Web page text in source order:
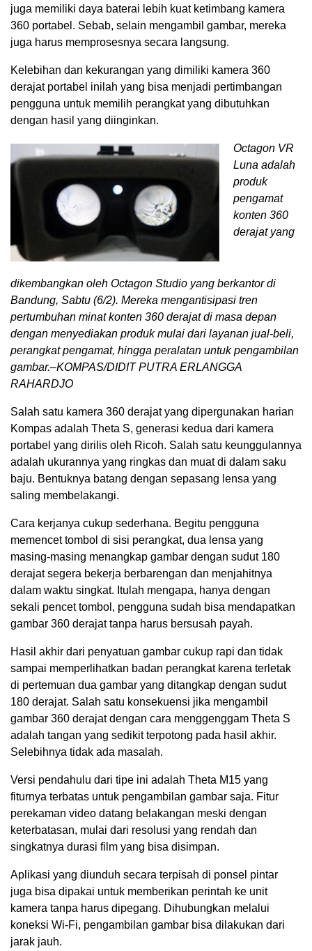
juga memiliki daya baterai lebih kuat ketimbang kamera
360 portabel. Sebab, selain mengambil gambar, mereka
juga harus memprosesnya secara langsung.
Kelebihan dan kekurangan yang dimiliki kamera 360
derajat portabel inilah yang bisa menjadi pertimbangan
pengguna untuk memilih perangkat yang dibutuhkan
dengan hasil yang diinginkan.
Octagon VR
Luna adalah
produk
pengamat
konten 360
derajat yang
dikembangkan oleh Octagon Studio yang berkantor di
Bandung, Sabtu (6/2). Mereka mengantisipasi tren
pertumbuhan minat konten 360 derajat di masa depan
dengan menyediakan produk mulai dari layanan jual-beli,
perangkat pengamat, hingga peralatan untuk pengambilan
gambar.–KOMPAS/DIDIT PUTRA ERLANGGA
RAHARDJO
Salah satu kamera 360 derajat yang dipergunakan harian
Kompas adalah Theta S, generasi kedua dari kamera
portabel yang dirilis oleh Ricoh. Salah satu keunggulannya
adalah ukurannya yang ringkas dan muat di dalam saku
baju. Bentuknya batang dengan sepasang lensa yang
saling membelakangi.
Cara kerjanya cukup sederhana. Begitu pengguna
memencet tombol di sisi perangkat, dua lensa yang
masing-masing menangkap gambar dengan sudut 180
derajat segera bekerja berbarengan dan menjahitnya
dalam waktu singkat. Itulah mengapa, hanya dengan
sekali pencet tombol, pengguna sudah bisa mendapatkan
gambar 360 derajat tanpa harus bersusah payah.
Hasil akhir dari penyatuan gambar cukup rapi dan tidak
sampai memperlihatkan badan perangkat karena terletak
di pertemuan dua gambar yang ditangkap dengan sudut
180 derajat. Salah satu konsekuensi jika mengambil
gambar 360 derajat dengan cara menggenggam Theta S
adalah tangan yang sedikit terpotong pada hasil akhir.
Selebihnya tidak ada masalah.
Versi pendahulu dari tipe ini adalah Theta M15 yang
fiturnya terbatas untuk pengambilan gambar saja. Fitur
perekaman video datang belakangan meski dengan
keterbatasan, mulai dari resolusi yang rendah dan
singkatnya durasi film yang bisa disimpan.
Aplikasi yang diunduh secara terpisah di ponsel pintar
juga bisa dipakai untuk memberikan perintah ke unit
kamera tanpa harus dipegang. Dihubungkan melalui
koneksi Wi-Fi, pengambilan gambar bisa dilakukan dari
jarak jauh.